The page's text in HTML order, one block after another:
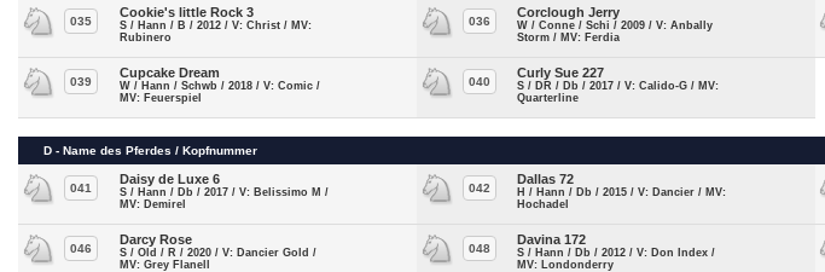
035
Cookie's little Rock 3
S / Hann / B / 2012 / V: Christ / MV:
Rubinero
036
Corclough Jerry
W / Conne / Schi / 2009 / V: Anbally
Storm / MV: Ferdia
039
Cupcake Dream
W / Hann / Schwb / 2018 / V: Comic /
MV: Feuerspiel
040
Curly Sue 227
S / DR / Db / 2017 / V: Calido-G / MV:
Quarterline
D - Name des Pferdes / Kopfnummer
041
Daisy de Luxe 6
S / Hann / Db / 2017 / V: Belissimo M /
MV: Demirel
042
Dallas 72
H / Hann / Db / 2015 / V: Dancier / MV:
Hochadel
046
Darcy Rose
S / Old / R / 2020 / V: Dancier Gold /
MV: Grey Flanell
048
Davina 172
S / Hann / Db / 2012 / V: Don Index /
MV: Londonderry